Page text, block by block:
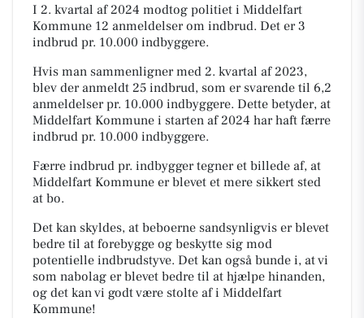
I 2. kvartal af 2024 modtog politiet i Middelfart
Kommune 12 anmeldelser om indbrud. Det er 3
indbrud pr. 10.000 indbyggere.
Hvis man sammenligner med 2. kvartal af 2023,
blev der anmeldt 25 indbrud, som er svarende til 6,2
anmeldelser pr. 10.000 indbyggere. Dette betyder, at
Middelfart Kommune i starten af 2024 har haft færre
indbrud pr. 10.000 indbyggere.
Færre indbrud pr. indbygger tegner et billede af, at
Middelfart Kommune er blevet et mere sikkert sted
at bo.
Det kan skyldes, at beboerne sandsynligvis er blevet
bedre til at forebygge og beskytte sig mod
potentielle indbrudstyve. Det kan også bunde i, at vi
som nabolag er blevet bedre til at hjælpe hinanden,
og det kan vi godt være stolte af i Middelfart
Kommune!